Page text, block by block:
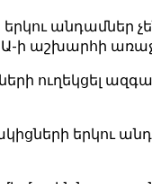
անդամներ
ի աշխարհի
ուղեկցել
երկու